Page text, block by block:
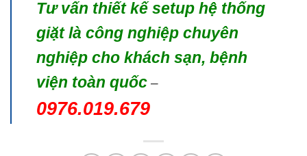
Tư vấn thiết kế setup hệ thống
giặt là công nghiệp chuyên
nghiệp cho khách sạn, bệnh
viện toàn quốc –
0976.019.679